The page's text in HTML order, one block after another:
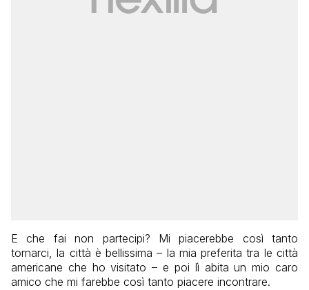
E che fai non partecipi? Mi piacerebbe così tanto
tornarci, la città è bellissima – la mia preferita tra le città
americane che ho visitato – e poi lì abita un mio caro
amico che mi farebbe così tanto piacere incontrare.